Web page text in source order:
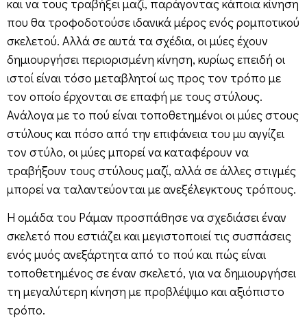
που θα τροφοδοτούσε ιδανικά μέρος ενός ρομποτικού
σκελετού. Αλλά σε αυτά τα σχέδια, οι μύες έχουν
δημιουργήσει περιορισμένη κίνηση, κυρίως επειδή οι
ιστοί είναι τόσο μεταβλητοί ως προς τον τρόπο με
τον οποίο έρχονται σε επαφή με τους στύλους.
Ανάλογα με το πού είναι τοποθετημένοι οι μύες στους
στύλους και πόσο από την επιφάνεια του μυ αγγίζει
τον στύλο, οι μύες μπορεί να καταφέρουν να
τραβήξουν τους στύλους μαζί, αλλά σε άλλες στιγμές
μπορεί να ταλαντεύονται με ανεξέλεγκτους τρόπους.
Η ομάδα του Ράμαν προσπάθησε να σχεδιάσει έναν
σκελετό που εστιάζει και μεγιστοποιεί τις συσπάσεις
ενός μυός ανεξάρτητα από το πού και πώς είναι
τοποθετημένος σε έναν σκελετό, για να δημιουργήσει
τη μεγαλύτερη κίνηση με προβλέψιμο και αξιόπιστο
τρόπο.